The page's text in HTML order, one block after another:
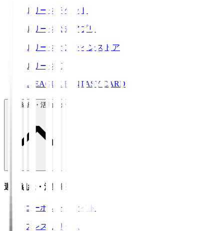
Ｊリーグチケット
Ｊリーグ公式アプリ
Ｊリーグオンラインストア
ＪリーグID
J.LEAGUE FANTASY CARD
運営組織・活動紹介
運営組織・活動紹介
コーポレートサイト
プレスリリース